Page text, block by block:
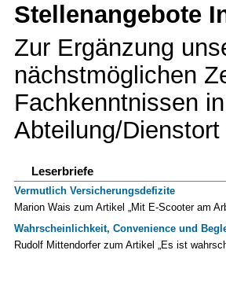
Stellenangebote
Zur Ergänzung
nächstmöglichen
Fachkenntnissen
Abteilung/
Leserbriefe
Vermutlich Versicherungsdefizite
Marion Wais zum Artikel „Mit E-Scooter am
Wahrscheinlichkeit, Convenience und
Rudolf Mittendorfer zum Artikel „Es ist